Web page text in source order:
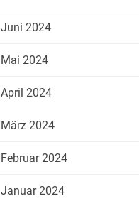
Juni 2024
Mai 2024
April 2024
März 2024
Februar 2024
Januar 2024